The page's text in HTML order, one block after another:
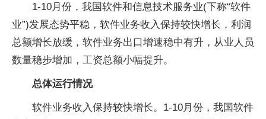
1-10月份，我国软件和信息技术服务业(下称“软件
业”)发展态势平稳，软件业务收入保持较快增长，利润
总额增长放缓，软件业务出口增速稳中有升，从业人员
数量稳步增加，工资总额小幅提升。
总体运行情况
软件业务收入保持较快增长。1-10月份，我国软件